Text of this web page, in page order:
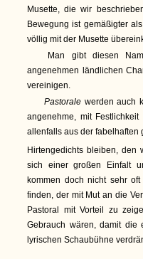
Musette, die wir
Bewegung ist gemäßigter
völlig mit der Musette
Man gibt diesen
angenehmen ländlichen
vereinigen.
Pastorale werden auch
angenehme, mit
allenfalls aus der fabelhaften
Hirtengedichts bleiben, den
sich einer großen Einfalt
kommen doch nicht sehr
finden, der mit Mut an die
Pastoral mit Vorteil zu
Gebrauch wären, damit
lyrischen Schaubühne